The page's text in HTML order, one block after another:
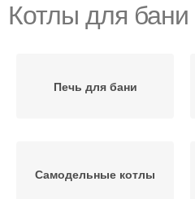
Котлы для бани
Печь для бани
Самодельные котлы